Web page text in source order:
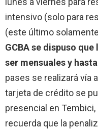
intensivo (solo para
(este último
GCBA se dispuso
ser mensuales y
pases se realizará vía
tarjeta de crédito se
presencial en Tembici,
recuerda que la